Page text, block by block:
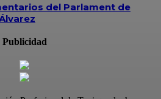
del Parlament de
Publicidad